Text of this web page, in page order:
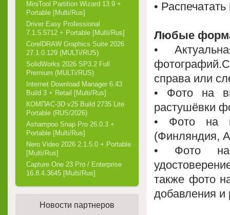
•
Любые
•
справа или
• Фото на
растушёвки
• Фото на
(Финляндия,
• Фото на
также фото
добавления и
MiniTool Partition Wizard 13.9 +
Portable [Multi/Rus]
Driver Easy Professional
7.1.5.5712 + Portable [Multi/Rus]
CorelDRAW Graphics Suite 2026
27.1.0.129 (MULTi/RUS)
SolidWorks 2026 SP3.2 Full
Premium (MULTi/RUS)
Internet Download Manager 6.43
Build 3 + Retail [Multi/Rus]
КОМПАС-3D v25 Build 2735 Lite
Portable (RUS/2026)
Ashampoo Snap Pro 26.0.3 +
Portable [Multi/Rus]
Nero Video 2026 2.1.5.0 + Portable
[Multi/Rus]
Capture One 23 Pro / Enterprise
16.8.4.3645 [Multi/Rus]
Новости партнеров